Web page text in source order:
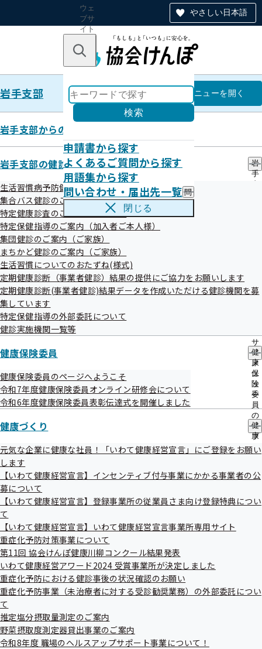
やさしい日本語
ウェ
ブサ
イト
のナ
ン
キーワードで探す
検索
申請書から探す
よくあるご質問から探す
用語集から探す
問い合わせ・届出先一覧 問
い
先
一
覧
閉じる
岩手支部 岩手支部
メニューを開く
岩手支部からのお知らせ
岩手支部の健診・保健指導のご案内
岩
手
の
サ
ブ
メ
ニ
ュ
ー
生活習慣病予防健診のご案内（加入者ご本人様）
集合バス健診のご案内
特定健康診査のご案内（ご家族）
特定保健指導のご案内（加入者ご本人様）
集団健診のご案内（ご家族）
まちかど健診のご案内（ご家族）
生活習慣についてのおたずね(様式)
定期健康診断（事業者健診）結果の提供にご協力をお願いします
定期健康診断(事業者健診)結果データを作成いただける健診機関を募
集しています
特定保健指導の外部委託について
健診実施機関一覧等
健康保険委員
健
康
保
険
委
員
の
サ
ブ
メ
ー
健康保険委員のページへようこそ
令和7年度健康保険委員オンライン研修会について
令和6年度健康保険委員表彰伝達式を開催しました
健康づくり
健
康
づ
く
の
ブ
元気な企業に健康な社員！「いわて健康経営宣言」にご登録をお願い
します
【いわて健康経営宣言】インセンティブ付与事業にかかる事業者の公
募について
【いわて健康経営宣言】登録事業所の従業員さま向け登録特典につい
て
【いわて健康経営宣言】いわて健康経営宣言事業所専用サイト
重症化予防対策事業について
第11回 協会けんぽ健康川柳コンクール結果発表
いわて健康経営アワード2024 受賞事業所が決定しました
重症化予防における健診事後の状況確認のお願い
重症化予防事業（未治療者に対する受診勧奨業務）の外部委託につい
て
推定塩分摂取量測定のご案内
野菜摂取度測定器貸出事業のご案内
令和8年度 職場のヘルスアップサポート事業について！
第11回 協会けんぽ健康川柳コン
クール結果発表
令和07年10月08日
354作品の応募の中から、最優秀賞1点、優秀賞3点、審査員
特別賞6点の合計10点の作品が選出されました。
応募者の皆さま、最終審査にご協力いただいた健康保険委員
の皆さま、ありがとうございました。
最優秀賞
暑さ増す 私のお腹は 厚さ増す（盛岡市 食欲旺盛様）
優秀賞
健康は 老後の資産 一番目
糖分は とうぶんいらない そのおなか
万歩計 病院めぐりで 一万歩